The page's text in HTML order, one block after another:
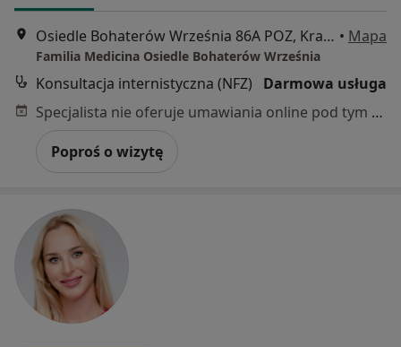
Osiedle Bohaterów Września 86A POZ, Kraków • Mapa
Familia Medicina Osiedle Bohaterów Września
Konsultacja internistyczna (NFZ)
Darmowa usługa
Specjalista nie oferuje umawiania online pod tym adresem.
Poproś o wizytę